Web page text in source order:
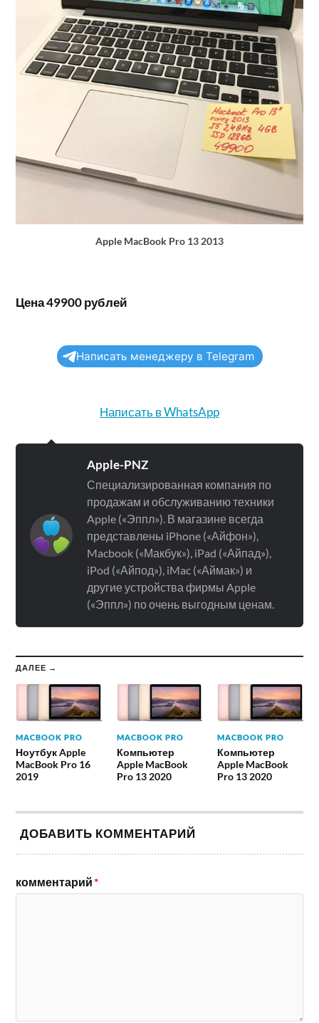
Apple MacBook Pro 13 2013
Цена 49900 рублей
Написать менеджеру в Telegram
Написать в WhatsApp
Apple-PNZ
Специализированная компания по
продажам и обслуживанию техники
Apple («Эппл»). В магазине всегда
представлены iPhone («Айфон»),
Macbook («Макбук»), iPad («Айпад»),
iPod («Айпод»), iMac («Аймак») и
другие устройства фирмы Apple
(«Эппл») по очень выгодным ценам.
ДАЛЕЕ →
MACBOOK PRO
Ноутбук Apple
MacBook Pro 16
2019
MACBOOK PRO
Компьютер
Apple MacBook
Pro 13 2020
MACBOOK PRO
Компьютер
Apple MacBook
Pro 13 2020
ДОБАВИТЬ КОММЕНТАРИЙ
комментарий*